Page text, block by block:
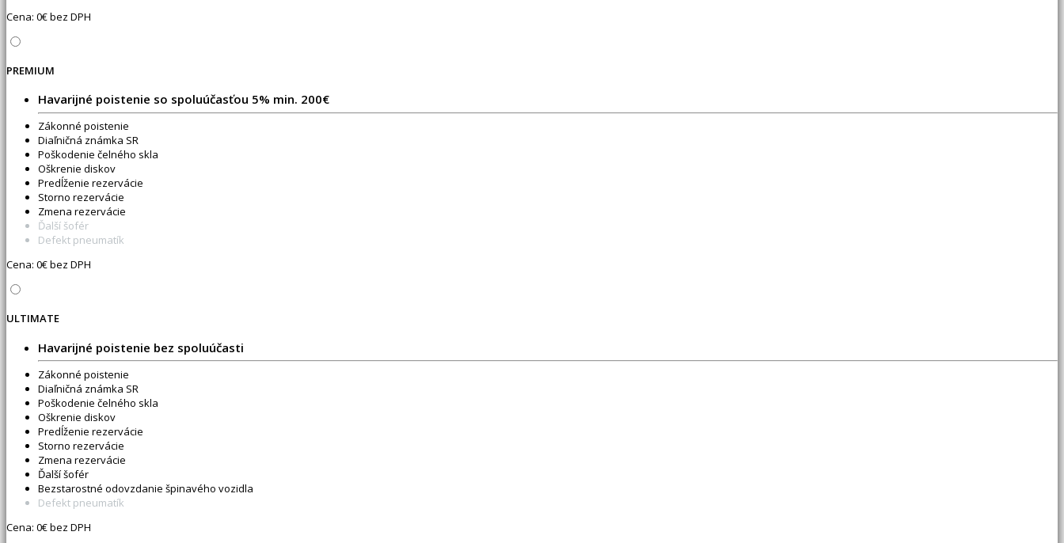
Cena: 0€ bez DPH
PREMIUM
Havarijné poistenie so spoluúčasťou 5% min. 200€
Zákonné poistenie
Diaľničná známka SR
Poškodenie čelného skla
Oškrenie diskov
Predĺženie rezervácie
Storno rezervácie
Zmena rezervácie
Ďalší šofér
Defekt pneumatík
Cena: 0€ bez DPH
ULTIMATE
Havarijné poistenie bez spoluúčasti
Zákonné poistenie
Diaľničná známka SR
Poškodenie čelného skla
Oškrenie diskov
Predĺženie rezervácie
Storno rezervácie
Zmena rezervácie
Ďalší šofér
Bezstarostné odovzdanie špinavého vozidla
Defekt pneumatík
Cena: 0€ bez DPH